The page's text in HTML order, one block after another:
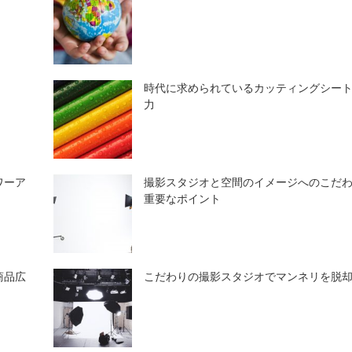
時代に求められているカッティングシー
力
ーア
撮影スタジオと空間のイメージへのこだ
重要なポイント
品広 こだわりの撮影スタジオでマンネリを脱